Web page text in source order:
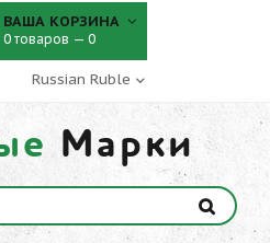
Марки
ВАША КОРЗИНА
0 товаров — 0